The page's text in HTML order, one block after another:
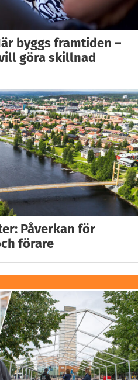
byggs framtiden –
göra skillnad
Påverkan för
förare